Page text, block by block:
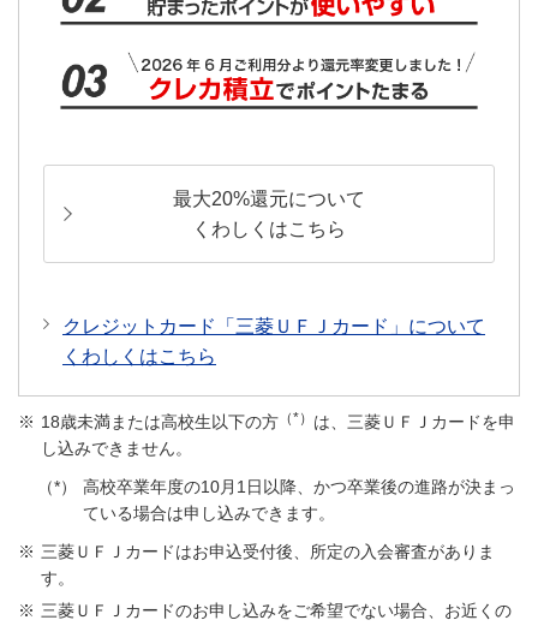
最大20%還元について
くわしくはこちら
クレジットカード「三菱ＵＦＪカード」について
くわしくはこちら
18歳未満または高校生以下の方 （*） は、三菱ＵＦＪカードを申
し込みできません。
高校卒業年度の10月1日以降、かつ卒業後の進路が決まっ
ている場合は申し込みできます。
三菱ＵＦＪカードはお申込受付後、所定の入会審査がありま
す。
三菱ＵＦＪカードのお申し込みをご希望でない場合、お近くの